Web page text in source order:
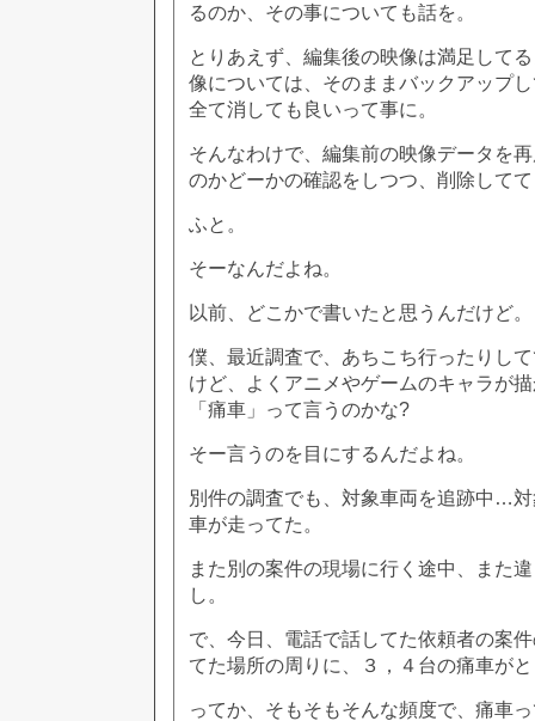
るのか、その事についても話を。
とりあえず、編集後の映像は満足して
像については、そのままバックアップ
全て消しても良いって事に。
そんなわけで、編集前の映像データを
のかどーかの確認をしつつ、削除して
ふと。
そーなんだよね。
以前、どこかで書いたと思うんだけど。
僕、最近調査で、あちこち行ったりし
けど、よくアニメやゲームのキャラが
「痛車」って言うのかな?
そー言うのを目にするんだよね。
別件の調査でも、対象車両を追跡中…
車が走ってた。
また別の案件の現場に行く途中、また
し。
で、今日、電話で話してた依頼者の案
てた場所の周りに、３，４台の痛車が
ってか、そもそもそんな頻度で、痛車